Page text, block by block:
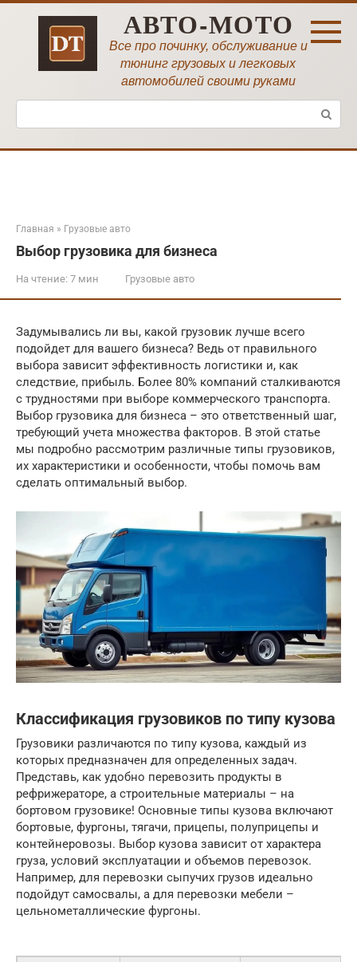
Перейти
АВТО-МОТО
Все про починку, обслуживание и
тюнинг грузовых и легковых
автомобилей своими руками
Поиск:
Главная » Грузовые авто
Выбор грузовика для бизнеса
На чтение: 7 мин Грузовые авто
Задумывались ли вы, какой грузовик лучше всего
подойдет для вашего бизнеса? Ведь от правильного
выбора зависит эффективность логистики и, как
следствие, прибыль. Более 80% компаний сталкиваются
с трудностями при выборе коммерческого транспорта.
Выбор грузовика для бизнеса – это ответственный шаг,
требующий учета множества факторов. В этой статье
мы подробно рассмотрим различные типы грузовиков,
их характеристики и особенности, чтобы помочь вам
сделать оптимальный выбор.
Классификация грузовиков по типу кузова
Грузовики различаются по типу кузова, каждый из
которых предназначен для определенных задач.
Представь, как удобно перевозить продукты в
рефрижераторе, а строительные материалы – на
бортовом грузовике! Основные типы кузова включают
бортовые, фургоны, тягачи, прицепы, полуприцепы и
контейнеровозы. Выбор кузова зависит от характера
груза, условий эксплуатации и объемов перевозок.
Например, для перевозки сыпучих грузов идеально
подойдут самосвалы, а для перевозки мебели –
цельнометаллические фургоны.